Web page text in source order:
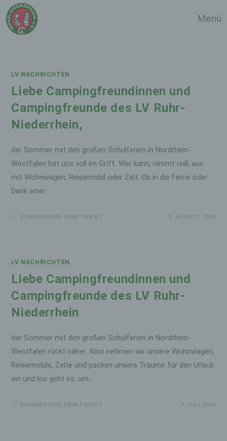
Zum
Inhalt
springen
Menü
LV NACHRICHTEN
Liebe Campingfreundinnen und
Campingfreunde des LV Ruhr-
Niederrhein,
der Sommer mit den großen Schulferien in Nordrhein-
Westfalen hat uns voll im Griff. Wer kann, nimmt reiß aus
mit Wohnwagen, Reisemobil oder Zelt. Ob in die Ferne oder
Dank einer…
LV NACHRICHTEN
Liebe Campingfreundinnen und
Campingfreunde des LV Ruhr-
Niederrhein
der Sommer mit den großen Schulferien in Nordrhein-
Westfalen rückt näher. Also nehmen wir unsere Wohnwagen,
Reisemobile, Zelte und packen unsere Träume für den Urlaub
ein und los geht es, um…